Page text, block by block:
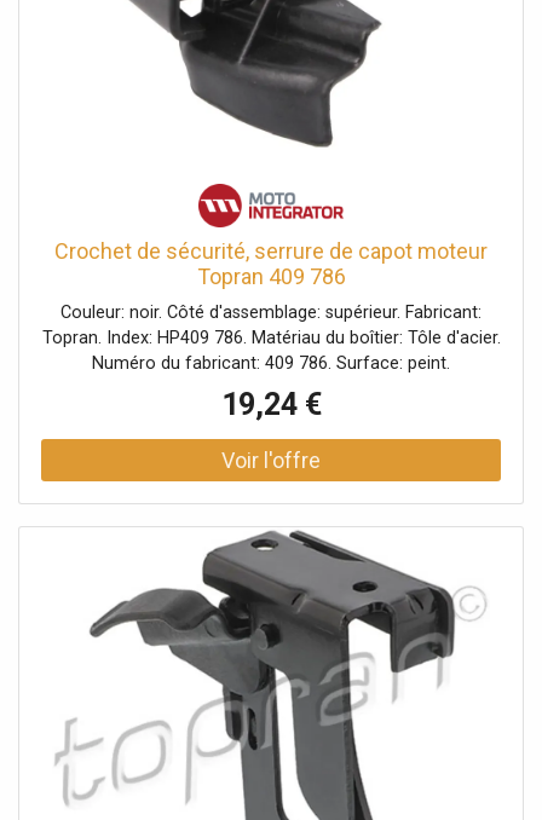
Crochet de sécurité, serrure de capot moteur
Topran 409 786
Couleur: noir. Côté d'assemblage: supérieur. Fabricant:
Topran. Index: HP409 786. Matériau du boîtier: Tôle d'acier.
Numéro du fabricant: 409 786. Surface: peint.
19,24 €